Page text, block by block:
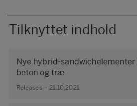
Tilknyttet indhold
Nye hybrid-
beton og træ
Releases – 21.10.2021